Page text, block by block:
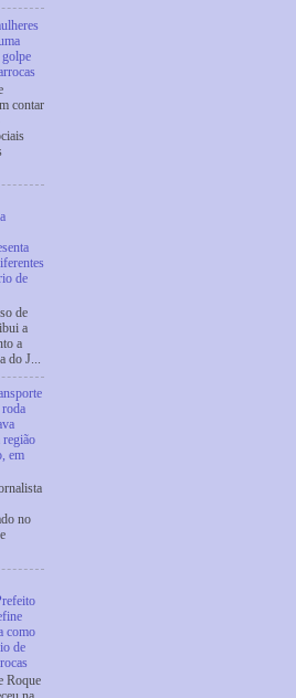
golpe
contar
de
de
a
a
do J...
região
em
no
como
de
Roque